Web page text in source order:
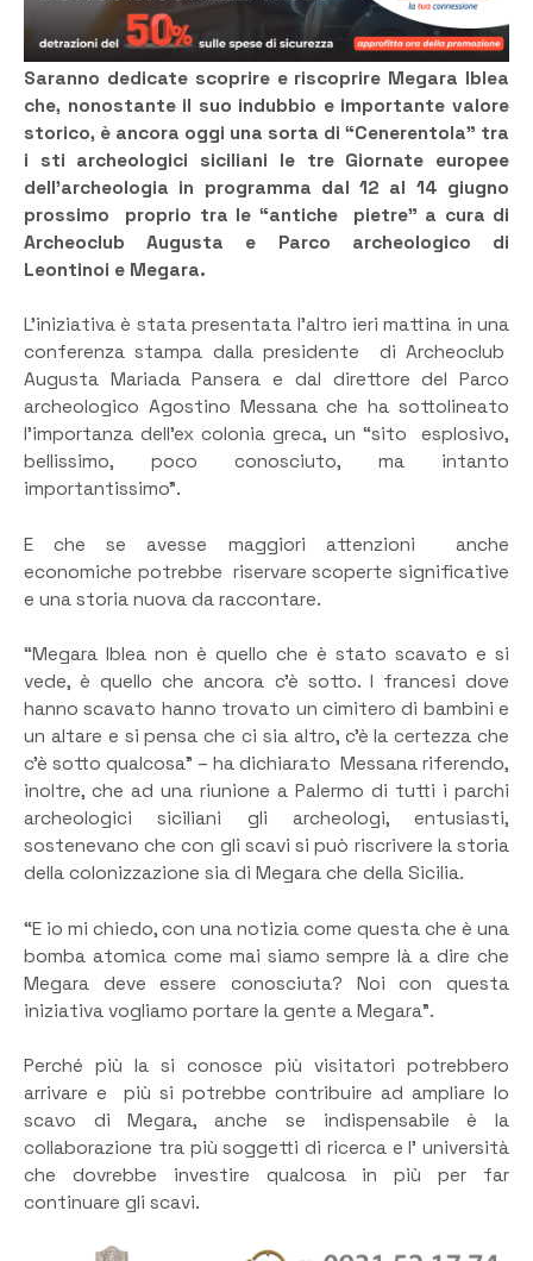
Saranno dedicate scoprire e riscoprire Megara Iblea
che, nonostante il suo indubbio e importante valore
storico, è ancora oggi una sorta di “Cenerentola” tra
i sti archeologici siciliani le tre Giornate europee
dell’archeologia in programma dal 12 al 14 giugno
prossimo proprio tra le “antiche pietre” a cura di
Archeoclub Augusta e Parco archeologico di
Leontinoi e Megara.
L’iniziativa è stata presentata l’altro ieri mattina in una
conferenza stampa dalla presidente di Archeoclub
Augusta Mariada Pansera e dal direttore del Parco
archeologico Agostino Messana che ha sottolineato
l’importanza dell’ex colonia greca, un “sito esplosivo,
bellissimo, poco conosciuto, ma intanto
importantissimo”.
E che se avesse maggiori attenzioni anche
economiche potrebbe riservare scoperte significative
e una storia nuova da raccontare.
“Megara Iblea non è quello che è stato scavato e si
vede, è quello che ancora c’è sotto. I francesi dove
hanno scavato hanno trovato un cimitero di bambini e
un altare e si pensa che ci sia altro, c’è la certezza che
c’è sotto qualcosa” – ha dichiarato Messana riferendo,
inoltre, che ad una riunione a Palermo di tutti i parchi
archeologici siciliani gli archeologi, entusiasti,
sostenevano che con gli scavi si può riscrivere la storia
della colonizzazione sia di Megara che della Sicilia.
“E io mi chiedo, con una notizia come questa che è una
bomba atomica come mai siamo sempre là a dire che
Megara deve essere conosciuta? Noi con questa
iniziativa vogliamo portare la gente a Megara”.
Perché più la si conosce più visitatori potrebbero
arrivare e più si potrebbe contribuire ad ampliare lo
scavo di Megara, anche se indispensabile è la
collaborazione tra più soggetti di ricerca e l’ università
che dovrebbe investire qualcosa in più per far
continuare gli scavi.